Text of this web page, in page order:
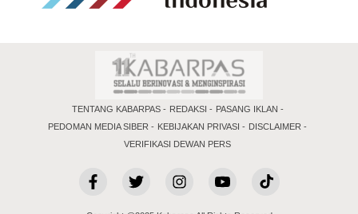
TENTANG KABARPAS REDAKSI
PASANG IKLAN
PEDOMAN MEDIA SIBER
KEBIJAKAN PRIVASI
DISCLAIMER
VERIFIKASI DEWAN PERS